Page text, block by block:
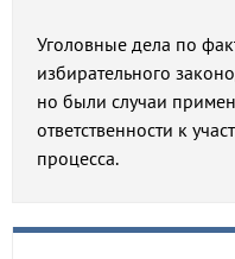
Уголовные дела по
избирательного
но были случаи
ответственности к
процесса.